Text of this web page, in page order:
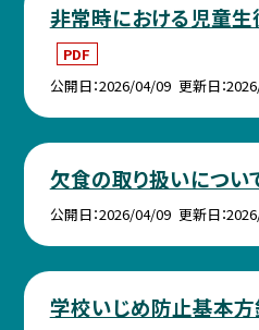
非常時における児童
PDF
公開日 2026/04/09 更新日
欠食の取り扱いについ
公開日 2026/04/09 更新日
学校いじめ防止基本